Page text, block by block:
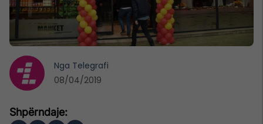
Nga Telegrafi
08/04/2019